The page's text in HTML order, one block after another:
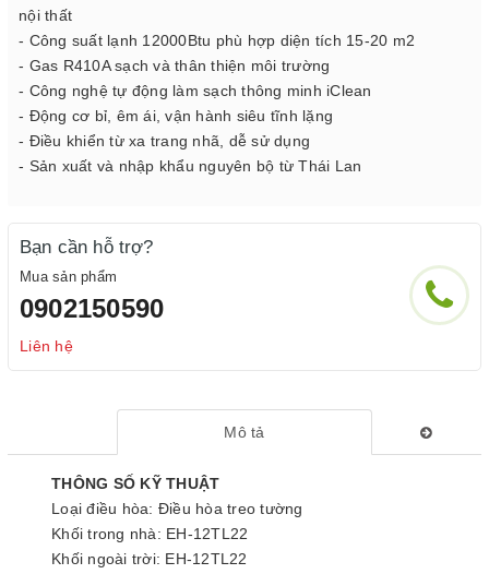
nội thất
- Công suất lạnh 12000Btu phù hợp diện tích 15-20 m2
- Gas R410A sạch và thân thiện môi trường
- Công nghệ tự động làm sạch thông minh iClean
- Động cơ bỉ, êm ái, vận hành siêu tĩnh lặng
- Điều khiển từ xa trang nhã, dễ sử dụng
- Sản xuất và nhập khẩu nguyên bộ từ Thái Lan
Bạn cần hỗ trợ?
Mua sản phẩm
0902150590
Liên hệ
Mô tả
THÔNG SỐ KỸ THUẬT
Loại điều hòa: Điều hòa treo tường
Khối trong nhà: EH-12TL22
Khối ngoài trời: EH-12TL22